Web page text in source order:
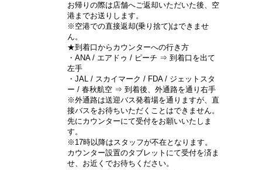
お帰りの際は店舗へご返却いただいた後、空
港までお送りします。
※空港での直接返却(乗り捨て)はできませ
ん。
★到着口からカウンターへの行き方
・ANA / エアドゥ / ピーチ ⇒ 到着口を出て
左手
・JAL / スカイマーク / FDA / ジェットスタ
ー / 春秋航空 ⇒ 到着後、外通路を通り右手
※外通路は送迎バス発着場を通りますが、直
接バスをお待ちいただくことはできません。
先にカウンターにて受付をお願いいたしま
す。
※17時以降はスタッフが不在となります。
カウンター設置のタブレットにて受付を済ま
せ、お近くでお待ちください。